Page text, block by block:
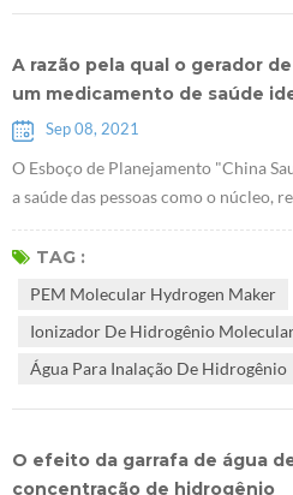
A razão pela qual o gerador
um medicamento de saúde
Sep 08, 2021
O Esboço de Planejamento "China
a saúde das pessoas como o núcleo,
mecanismos institucionais como
popularização da vida saudável,
saúde começou com a medi...
TAG :
PEM Molecular Hydrogen Maker
Ionizador De Hidrogênio
Água Para Inalação De Hidrogênio
O efeito da garrafa de água
concentração de hidrogênio